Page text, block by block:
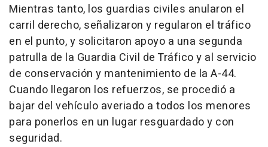
Mientras tanto, los guardias civiles anularon el
carril derecho, señalizaron y regularon el tráfico
en el punto, y solicitaron apoyo a una segunda
patrulla de la Guardia Civil de Tráfico y al servicio
de conservación y mantenimiento de la A-44.
Cuando llegaron los refuerzos, se procedió a
bajar del vehículo averiado a todos los menores
para ponerlos en un lugar resguardado y con
seguridad.